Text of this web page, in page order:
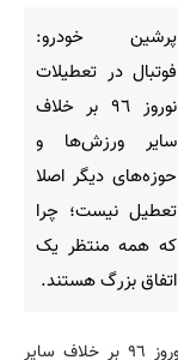
پرشین خودرو:
فوتبال در تعطیلات
نوروز ٩٦ بر خلاف
سایر ورزش‌ها و
حوزه‌های دیگر اصلا
تعطیل نیست؛ چرا
که همه منتظر یک
اتفاق بزرگ هستند.
به گزارش«پرشین خودرو»، فوتبال در تعطیلات نوروز ٩٦ بر خلاف سایر